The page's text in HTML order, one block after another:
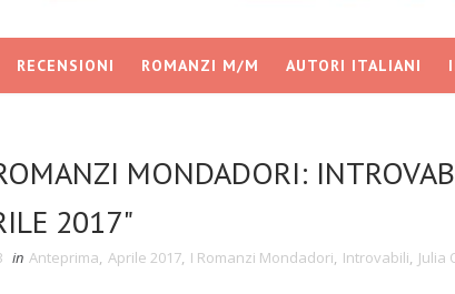
RECENSIONI ROMANZI M/M AUTORI ITALIANI
MONDADORI:
2017"
in Anteprima, Aprile 2017, I Romanzi Mondadori, Introvabili, Julia